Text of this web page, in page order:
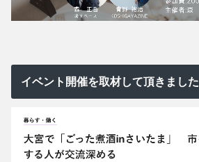
イベント開催を取材して頂きました